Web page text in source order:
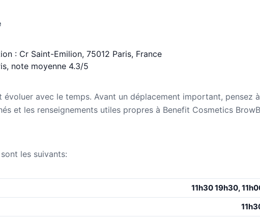
: Cr Saint-Emilion, 75012 Paris, France
note moyenne 4.3/5
évoluer avec le temps. Avant un déplacement important, pensez à
et les renseignements utiles propres à Benefit Cosmetics
les suivants:
11h30 19h30,